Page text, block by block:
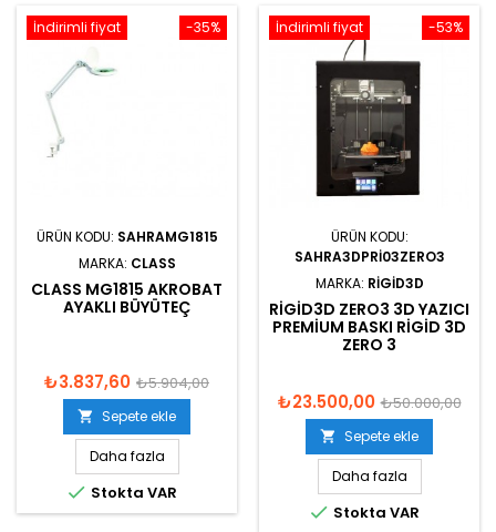
-35%
İndirimli fiyat
ÜRÜN KODU: SAHRAMG1815
MARKA: CLASS
CLASS MG1815 AKROBAT
AYAKLI BÜYÜTEÇ
₺3.837,60 ₺5.904,00
 Sepete ekle
Daha fazla
 Stokta VAR
-53%
İndirimli fiyat
ÜRÜN KODU:
SAHRA3DPRI03ZERO3
MARKA: RIGID3D
RIGID3D ZERO3 3D YAZICI
PREMIUM BASKI RIGID 3D
ZERO 3
₺23.500,00 ₺50.000,00
 Sepete ekle
Daha fazla
 Stokta VAR